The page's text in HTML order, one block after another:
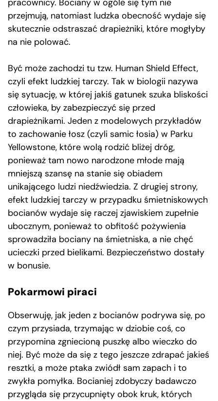
pracownicy. Bociany w ogóle się tym nie
przejmują, natomiast ludzka obecność wydaje się
skutecznie odstraszać drapieżniki, które mogłyby
na nie polować.
Być może zachodzi tu tzw. Human Shield Effect,
czyli efekt ludzkiej tarczy. Tak w biologii nazywa
się sytuację, w której jakiś gatunek szuka bliskości
człowieka, by zabezpieczyć się przed
drapieżnikami. Jeden z modelowych przykładów
to zachowanie łosz (czyli samic łosia) w Parku
Yellowstone, które wolą rodzić bliżej dróg,
ponieważ tam nowo narodzone młode mają
mniejszą szansę na stanie się obiadem
unikającego ludzi niedźwiedzia. Z drugiej strony,
efekt ludzkiej tarczy w przypadku śmietniskowych
bocianów wydaje się raczej zjawiskiem zupełnie
ubocznym, ponieważ to obfitość pożywienia
sprowadziła bociany na śmietniska, a nie chęć
ucieczki przed bielikami. Bezpieczeństwo dostały
w bonusie.
Pokarmowi piraci
Obserwuję, jak jeden z bocianów podrywa się, po
czym przysiada, trzymając w dziobie coś, co
przypomina zgniecioną puszkę albo wieczko do
niej. Być może da się z tego jeszcze zdrapać jakieś
resztki, a może ptaka zwiódł sam zapach i to
zwykła pomyłka. Bocianiej zdobyczy badawczo
przygląda się przycupnięty obok kruk, których